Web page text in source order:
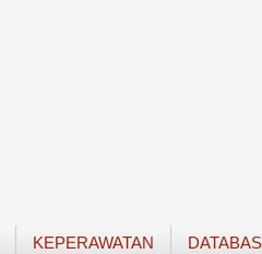
KEPERAWATAN